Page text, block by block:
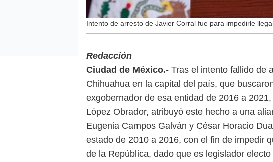
Intento de arresto de Javier Corral fue para impedirle
Redacción
Ciudad de México.- Tras el intento fallido de
Chihuahua en la capital del país, que
exgobernador de esa entidad de 2016 a
López Obrador, atribuyó este hecho a una
Eugenia Campos Galván y César Horacio
estado de 2010 a 2016, con el fin de impedir
de la República, dado que es legislador